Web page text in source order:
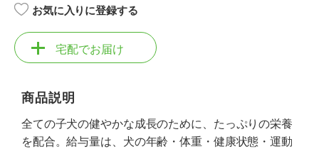
お気に入りに登録する
宅配でお届け
商品説明
全ての子犬の健やかな成長のために、たっぷりの栄養
を配合。給与量は、犬の年齢・体重・健康状態・運動